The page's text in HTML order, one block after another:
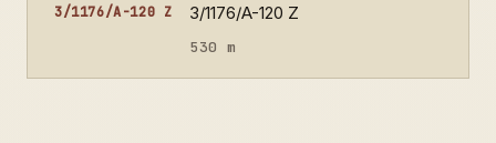
3/1176/A-120 Z 3/1176/A-120 Z
530 m